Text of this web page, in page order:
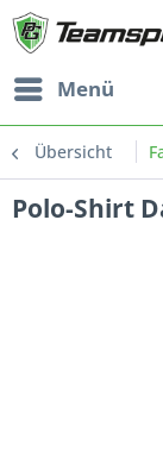
Menü
Übersicht
Polo-Shirt